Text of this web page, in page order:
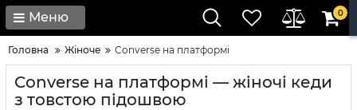
Меню 0
Головна Жіноче Converse на платформі
Converse на платформі — жіночі кеди
з товстою підошвою